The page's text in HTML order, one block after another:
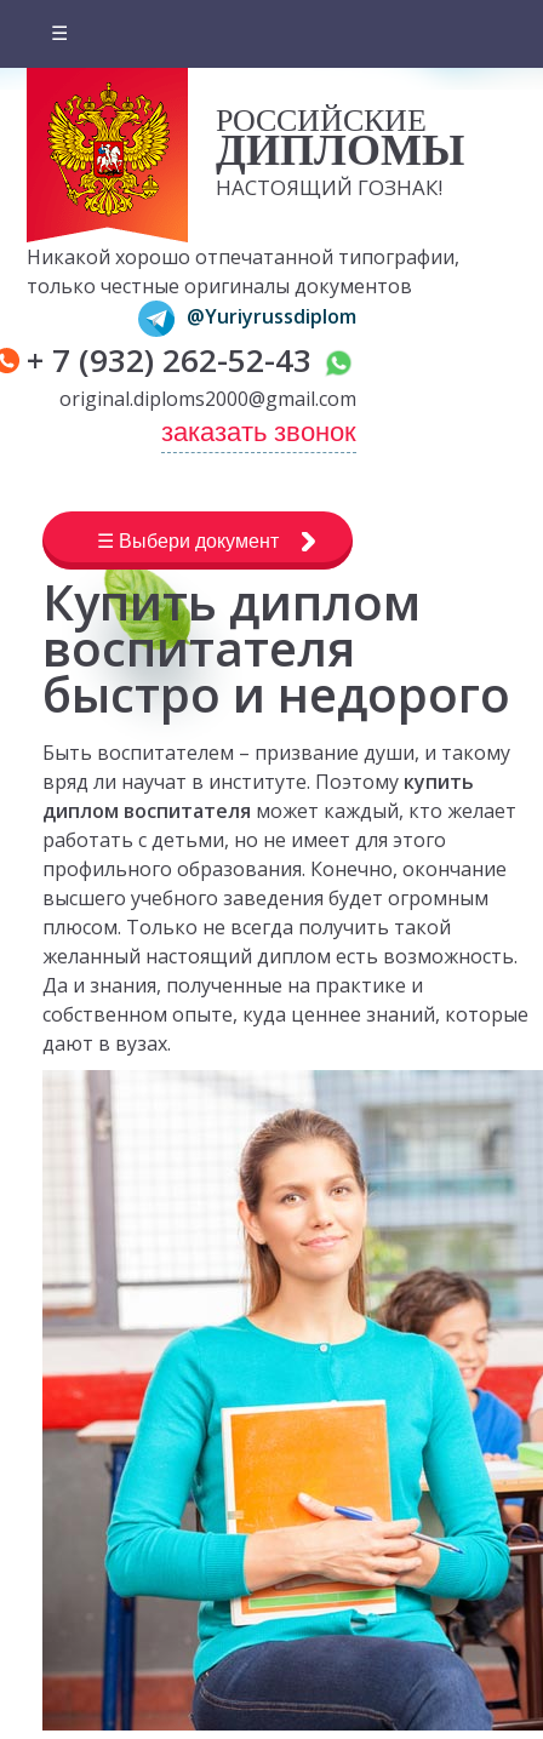
☰
Главная
О компании
Цены на документы
Вопросы и ответы
Отзывы клиентов
Оплата и доставка
Контакты
РОССИЙСКИЕ
ДИПЛОМЫ
НАСТОЯЩИЙ ГОЗНАК!
Никакой хорошо отпечатанной типографии,
только честные оригиналы документов
@Yuriyrussdiplom
+ 7 (932) 262-52-43
original.diploms2000@gmail.com
заказать звонок
☰ Выбери документ
Купить диплом
воспитателя
быстро и недорого
Быть воспитателем – призвание души, и такому
вряд ли научат в институте. Поэтому купить
диплом воспитателя может каждый, кто желает
работать с детьми, но не имеет для этого
профильного образования. Конечно, окончание
высшего учебного заведения будет огромным
плюсом. Только не всегда получить такой
желанный настоящий диплом есть возможность.
Да и знания, полученные на практике и
собственном опыте, куда ценнее знаний, которые
дают в вузах.